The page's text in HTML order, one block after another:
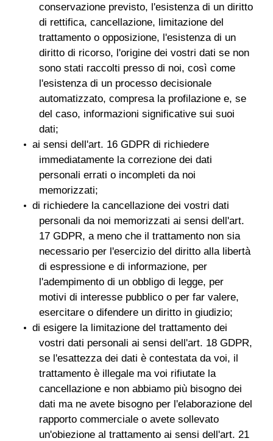
conservazione previsto, l'esistenza di un diritto
di rettifica, cancellazione, limitazione del
trattamento o opposizione, l'esistenza di un
diritto di ricorso, l'origine dei vostri dati se non
sono stati raccolti presso di noi, così come
l'esistenza di un processo decisionale
automatizzato, compresa la profilazione e, se
del caso, informazioni significative sui suoi
dati;
ai sensi dell'art. 16 GDPR di richiedere
immediatamente la correzione dei dati
personali errati o incompleti da noi
memorizzati;
di richiedere la cancellazione dei vostri dati
personali da noi memorizzati ai sensi dell'art.
17 GDPR, a meno che il trattamento non sia
necessario per l'esercizio del diritto alla libertà
di espressione e di informazione, per
l'adempimento di un obbligo di legge, per
motivi di interesse pubblico o per far valere,
esercitare o difendere un diritto in giudizio;
di esigere la limitazione del trattamento dei
vostri dati personali ai sensi dell'art. 18 GDPR,
se l'esattezza dei dati è contestata da voi, il
trattamento è illegale ma voi rifiutate la
cancellazione e non abbiamo più bisogno dei
dati ma ne avete bisogno per l'elaborazione del
rapporto commerciale o avete sollevato
un'obiezione al trattamento ai sensi dell'art. 21